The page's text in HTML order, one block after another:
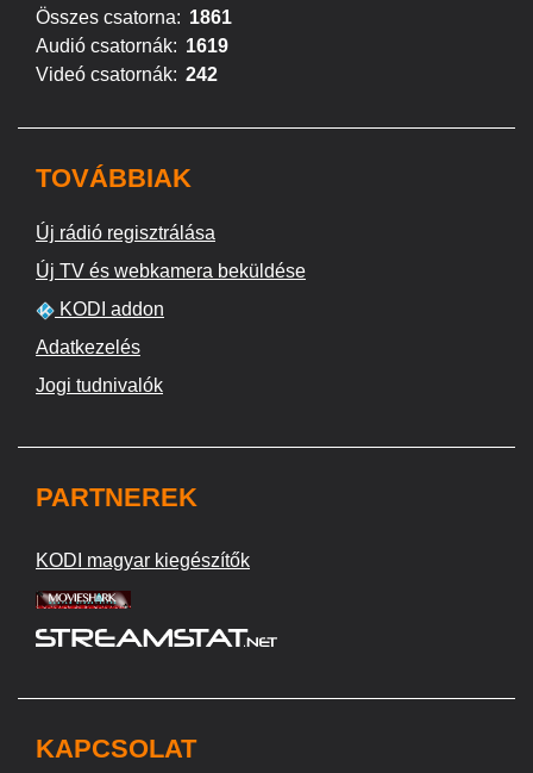
Összes csatorna: 1861
Audió csatornák: 1619
Videó csatornák: 242
TOVÁBBIAK
Új rádió regisztrálása
Új TV és webkamera beküldése
KODI addon
Adatkezelés
Jogi tudnivalók
PARTNEREK
KODI magyar kiegészítők
KAPCSOLAT